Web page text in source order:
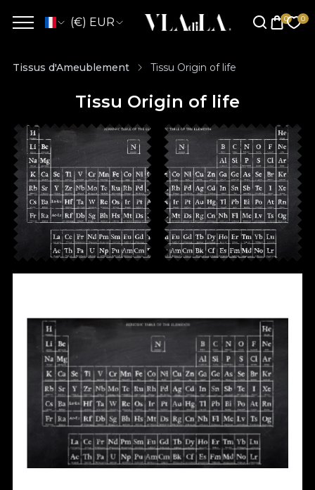
(€) EUR
Tissus d'Ameublement Tissu Origin of life
Tissu Origin of life